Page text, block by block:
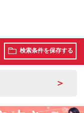
検索条件を保存する
＞